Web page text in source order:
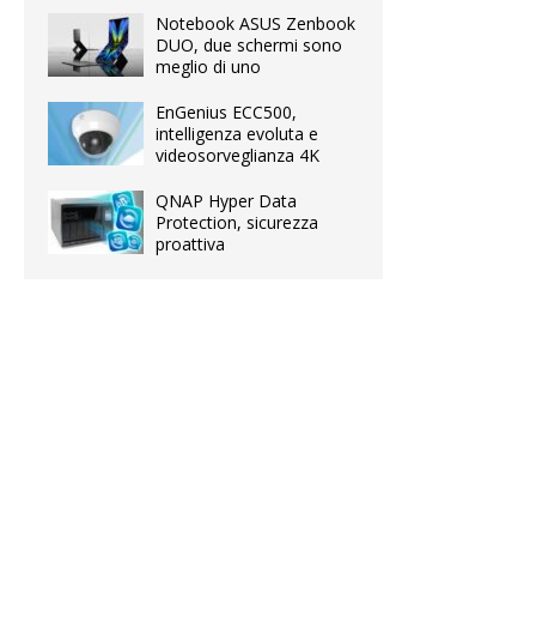
Notebook ASUS Zenbook
DUO, due schermi sono
meglio di uno
EnGenius ECC500,
intelligenza evoluta e
videosorveglianza 4K
QNAP Hyper Data
Protection, sicurezza
proattiva